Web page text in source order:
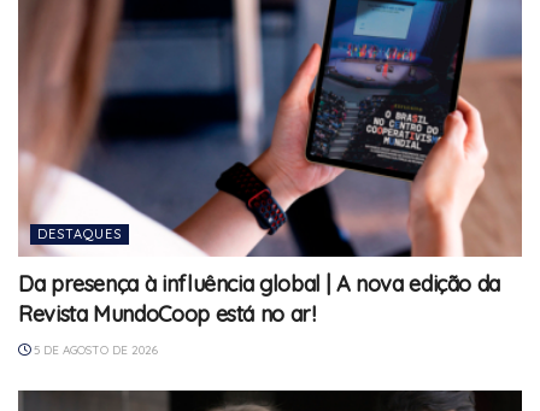
DESTAQUES
Da presença à influência global | A nova edição da
Revista MundoCoop está no ar!
5 DE AGOSTO DE 2026